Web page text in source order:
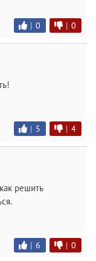
| 0 | 0
| 5 | 4
решить
| 6 | 0